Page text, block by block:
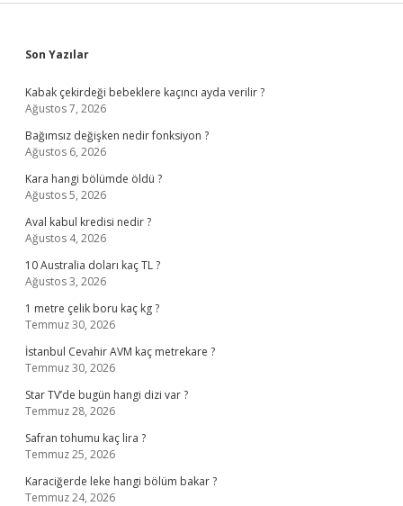
Sidebar
Son Yazılar
Kabak çekirdeği bebeklere kaçıncı ayda verilir ?
Ağustos 7, 2026
Bağımsız değişken nedir fonksiyon ?
Ağustos 6, 2026
Kara hangi bölümde öldü ?
Ağustos 5, 2026
Aval kabul kredisi nedir ?
Ağustos 4, 2026
10 Australia doları kaç TL ?
Ağustos 3, 2026
1 metre çelik boru kaç kg ?
Temmuz 30, 2026
İstanbul Cevahir AVM kaç metrekare ?
Temmuz 30, 2026
Star TV’de bugün hangi dizi var ?
Temmuz 28, 2026
Safran tohumu kaç lira ?
Temmuz 25, 2026
Karaciğerde leke hangi bölüm bakar ?
Temmuz 24, 2026